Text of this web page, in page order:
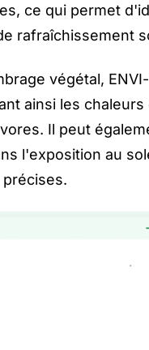
ce qui permet
rafraîchissement
végétal,
ainsi les
Il peut
l'exposition au